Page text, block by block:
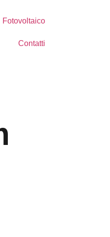
Fotovoltaico
Contatti